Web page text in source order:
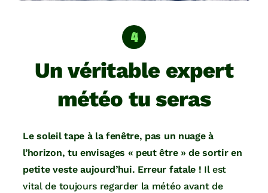
Un véritable expert
météo tu seras
Le soleil tape à la fenêtre, pas un nuage à
l’horizon, tu envisages « peut être » de sortir en
petite veste aujourd’hui. Erreur fatale ! Il est
vital de toujours regarder la météo avant de